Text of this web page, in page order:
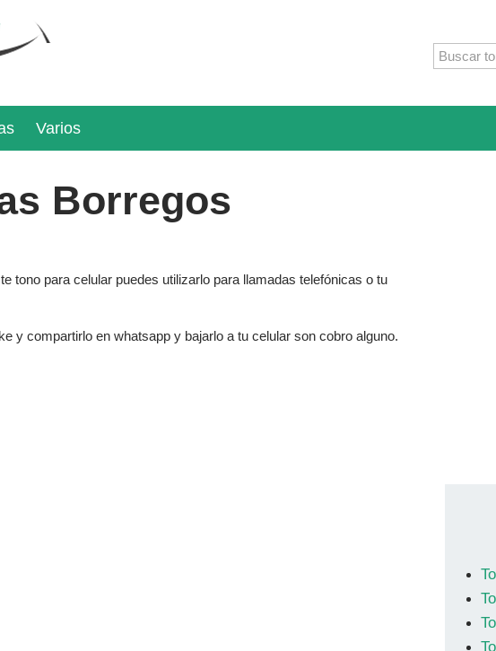
Varios
Borregos
tono para celular puedes utilizarlo para llamadas telefónicas o tu
y compartirlo en whatsapp y bajarlo a tu celular son cobro alguno.